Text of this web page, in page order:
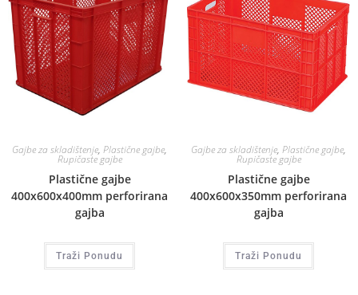
Gajbe za skladištenje, Plastične gajbe,
Rupičaste gajbe
Plastične gajbe
400x600x400mm perforirana
gajba
Traži Ponudu
Gajbe za skladištenje, Plastične gajbe,
Rupičaste gajbe
Plastične gajbe
400x600x350mm perforirana
gajba
Traži Ponudu